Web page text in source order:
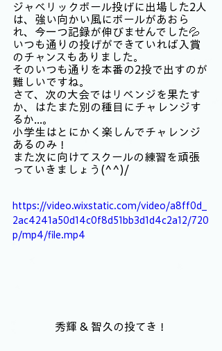
ジャベリックボール投げに出場した2人
は、強い向かい風にボールがあおら
れ、今一つ記録が伸びませんでした💦
いつも通りの投げができていれば入賞
のチャンスもありました。
そのいつも通りを本番の2投で出すのが
難しいですね。
さて、次の大会ではリベンジを果たす
か、はたまた別の種目にチャレンジす
るか...。
小学生はとにかく楽しんでチャレンジ
あるのみ！
また次に向けてスクールの練習を頑張
っていきましょう(^^)/
https://video.wixstatic.com/video/a8ff0d_
2ac4241a50d14c0f8d51bb3d1d4c2a12/720
p/mp4/file.mp4
秀輝 & 智久の投てき！